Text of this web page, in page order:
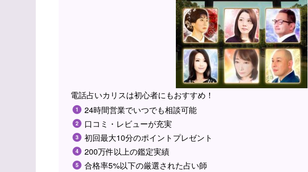
電話占いカリスは初心者にもおすすめ！
24時間営業でいつでも相談可能
口コミ・レビューが充実
初回最大10分のポイントプレゼント
200万件以上の鑑定実績
合格率5%以下の厳選された占い師